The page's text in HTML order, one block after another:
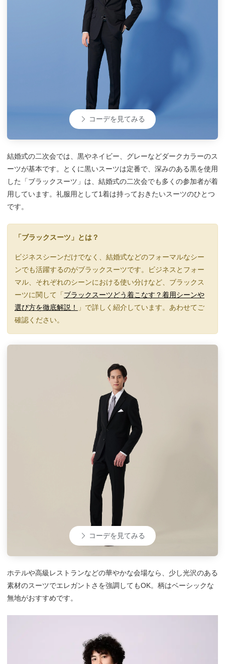
コーデを見てみる
結婚式の二次会では、黒やネイビー、グレーなどダークカラーのス
ーツが基本です。とくに黒いスーツは定番で、深みのある黒を使用
した「ブラックスーツ」は、結婚式の二次会でも多くの参加者が着
用しています。礼服用として1着は持っておきたいスーツのひとつ
です。
「ブラックスーツ」とは？
ビジネスシーンだけでなく、結婚式などのフォーマルなシー
ンでも活躍するのがブラックスーツです。ビジネスとフォー
マル、それぞれのシーンにおける使い分けなど、ブラックス
ーツに関して「ブラックスーツどう着こなす？着用シーンや
選び方を徹底解説！
」で詳しく紹介しています。あわせてご
確認ください。
コーデを見てみる
ホテルや高級レストランなどの華やかな会場なら、少し光沢のある
素材のスーツでエレガントさを強調してもOK。柄はベーシックな
無地がおすすめです。